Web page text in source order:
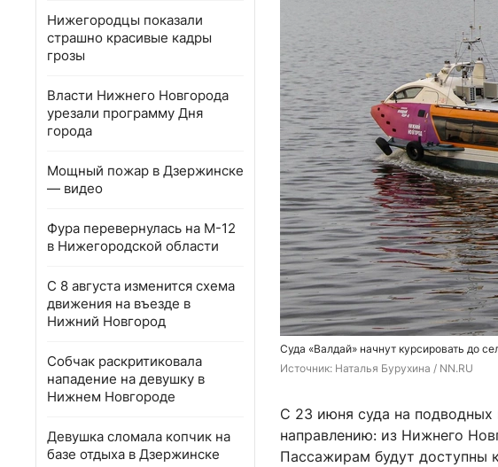
Нижегородцы показали
страшно красивые кадры
грозы
Власти Нижнего Новгорода
урезали программу Дня
города
Мощный пожар в Дзержинске
— видео
Фура перевернулась на М-12
в Нижегородской области
С 8 августа изменится схема
движения на въезде в
Нижний Новгород
Собчак раскритиковала
нападение на девушку в
Нижнем Новгороде
Девушка сломала копчик на
базе отдыха в Дзержинске
Суда «Валдай» начнут курсировать до
Источник: Наталья Бурухина / NN.RU
С 23 июня суда на подводных
направлению: из Нижнего
Пассажирам будут доступны